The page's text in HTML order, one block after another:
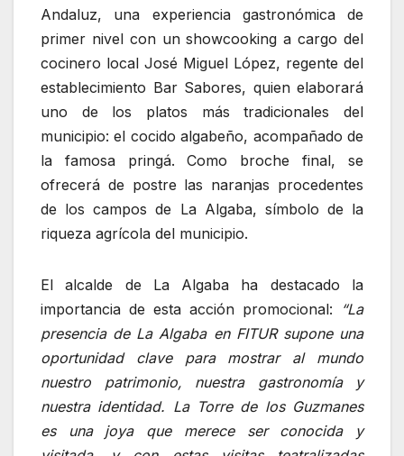
Andaluz, una experiencia gastronómica de
primer nivel con un showcooking a cargo del
cocinero local José Miguel López, regente del
establecimiento Bar Sabores, quien elaborará
uno de los platos más tradicionales del
municipio: el cocido algabeño, acompañado de
la famosa pringá. Como broche final, se
ofrecerá de postre las naranjas procedentes
de los campos de La Algaba, símbolo de la
riqueza agrícola del municipio.
El alcalde de La Algaba ha destacado la
importancia de esta acción promocional:
“La
presencia de La Algaba en FITUR supone una
oportunidad clave para mostrar al mundo
nuestro patrimonio, nuestra gastronomía y
nuestra identidad. La Torre de los Guzmanes
es una joya que merece ser conocida y